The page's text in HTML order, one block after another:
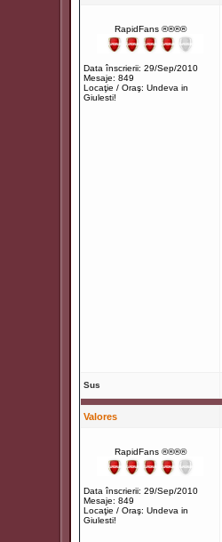
RapidFans ®®®®
Data înscrierii: 29/Sep/2010
Mesaje: 849
Locaţie / Oraş: Undeva in
Giulesti!
Sus
Valores
RapidFans ®®®®
Data înscrierii: 29/Sep/2010
Mesaje: 849
Locaţie / Oraş: Undeva in
Giulesti!